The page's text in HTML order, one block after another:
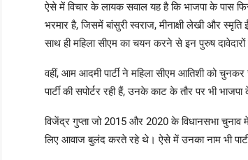
ऐसे में विचार के लायक सवाल यह है कि भाजपा के पास
भरमार है, जिसमें बांसुरी स्वराज, मीनाक्षी लेखी और
साथ ही महिला सीएम का चयन करने से इन पुरुष
वहीं, आम आदमी पार्टी ने महिला सीएम आतिशी को
पार्टी की सपोर्टर रही हैं, उनके काट के तौर पर भी
विजेंद्र गुप्ता जो 2015 और 2020 के विधानसभा चुनाव
लिए आवाज बुलंद करते रहे थे। ऐसे में उनका नाम भी